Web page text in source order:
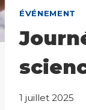
ÉVÉNEMENT
1 juillet 2025